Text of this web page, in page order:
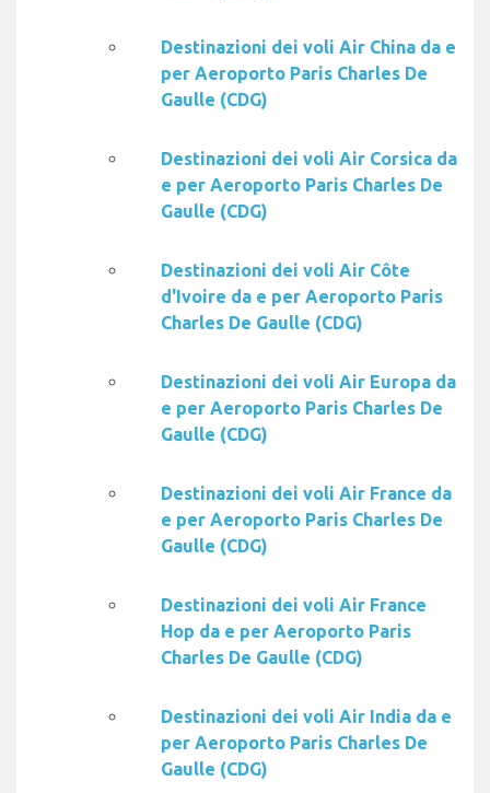
Destinazioni dei voli Air China da e
per Aeroporto Paris Charles De
Gaulle (CDG)
Destinazioni dei voli Air Corsica da
e per Aeroporto Paris Charles De
Gaulle (CDG)
Destinazioni dei voli Air Côte
d'Ivoire da e per Aeroporto Paris
Charles De Gaulle (CDG)
Destinazioni dei voli Air Europa da
e per Aeroporto Paris Charles De
Gaulle (CDG)
Destinazioni dei voli Air France da
e per Aeroporto Paris Charles De
Gaulle (CDG)
Destinazioni dei voli Air France
Hop da e per Aeroporto Paris
Charles De Gaulle (CDG)
Destinazioni dei voli Air India da e
per Aeroporto Paris Charles De
Gaulle (CDG)